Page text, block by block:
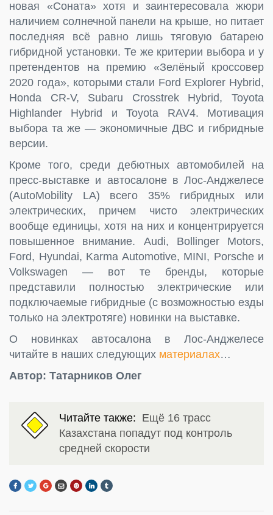
новая «Соната» хотя и заинтересовала жюри
наличием солнечной панели на крыше, но питает
последняя всё равно лишь тяговую батарею
гибридной установки. Те же критерии выбора и у
претендентов на премию «Зелёный кроссовер
2020 года», которыми стали Ford Explorer Hybrid,
Honda CR-V, Subaru Crosstrek Hybrid, Toyota
Highlander Hybrid и Toyota RAV4. Мотивация
выбора та же — экономичные ДВС и гибридные
версии.
Кроме того, среди дебютных автомобилей на
пресс-выставке и автосалоне в Лос-Анджелесе
(AutoMobility LA) всего 35% гибридных или
электрических, причем чисто электрических
вообще единицы, хотя на них и концентрируется
повышенное внимание. Audi, Bollinger Motors,
Ford, Hyundai, Karma Automotive, MINI, Porsche и
Volkswagen — вот те бренды, которые
представили полностью электрические или
подключаемые гибридные (с возможностью езды
только на электротяге) новинки на выставке.
О новинках автосалона в Лос-Анджелесе
читайте в наших следующих материалах…
Автор: Татарников Олег
Читайте также: Ещё 16 трасс
Казахстана попадут под контроль
средней скорости